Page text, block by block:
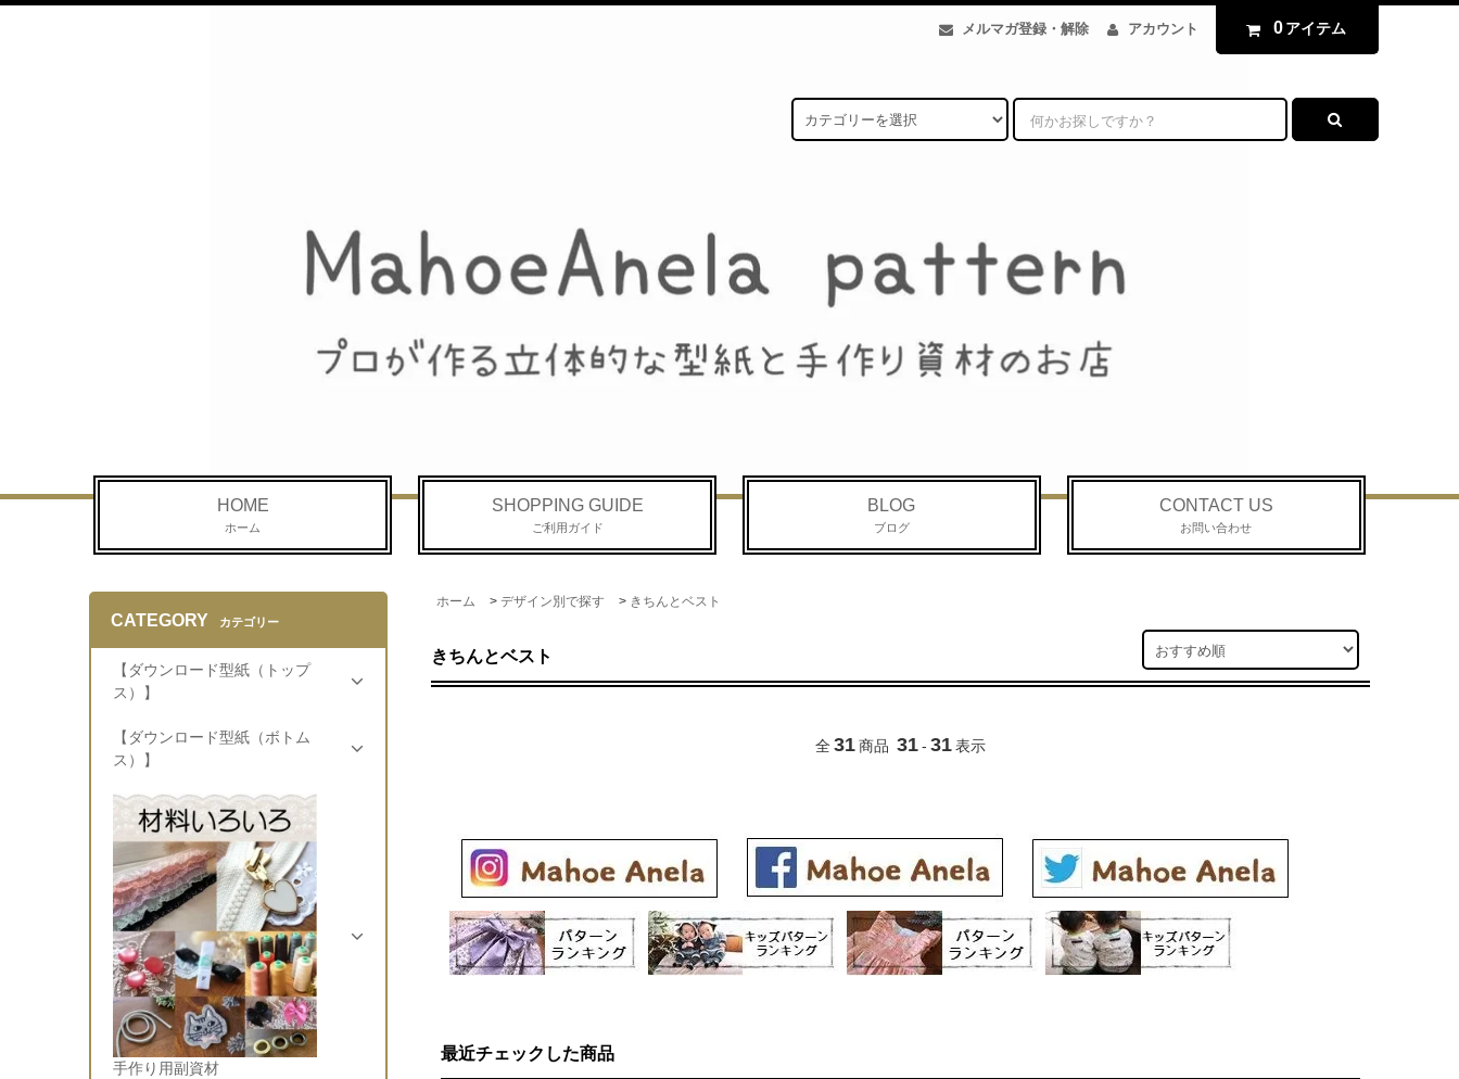
メルマガ登録・解除 アカウント 0 アイテム
HOME
ホーム
SHOPPING GUIDE
ご利用ガイド
BLOG
ブログ
CONTACT US
お問い合わせ
ホーム > デザイン別で探す > きちんとベスト
きちんとベスト
全31商品 31- 31表示
最近チェックした商品
CATEGORY カテゴリー
【ダウンロード型紙（トップ
ス）】
【ダウンロード型紙（ボトム
ス）】
手作り用副資材